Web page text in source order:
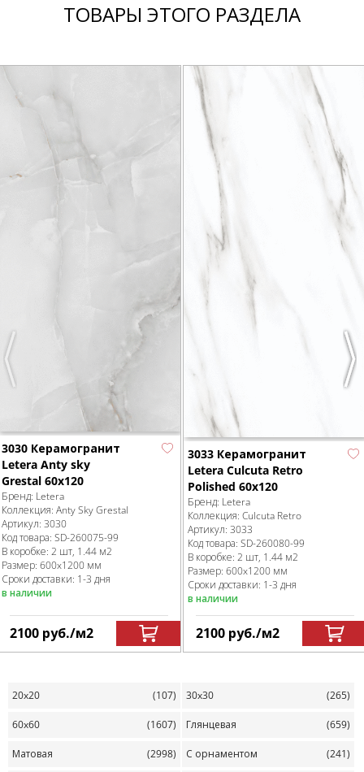
ТОВАРЫ ЭТОГО РАЗДЕЛА
Previous
3030 Керамогранит
Letera Anty sky
Grestal 60x120
Бренд: Letera
Коллекция: Anty Sky Grestal
Артикул: 3030
Код товара: SD-260075-99
В коробке: 2 шт, 1.44 м2
Размер: 600x1200 мм
Сроки доставки: 1-3 дня
в наличии
2100 руб./м2
3033 Керамогранит
Letera Culcuta Retro
Polished 60x120
Бренд: Letera
Коллекция: Culcuta Retro
Артикул: 3033
Код товара: SD-260080-99
В коробке: 2 шт, 1.44 м2
Размер: 600x1200 мм
Сроки доставки: 1-3 дня
в наличии
2100 руб./м2
20x20 (107) 30x30 (265)
60x60 (1607) Глянцевая (659)
Матовая (2998) С орнаментом (241)